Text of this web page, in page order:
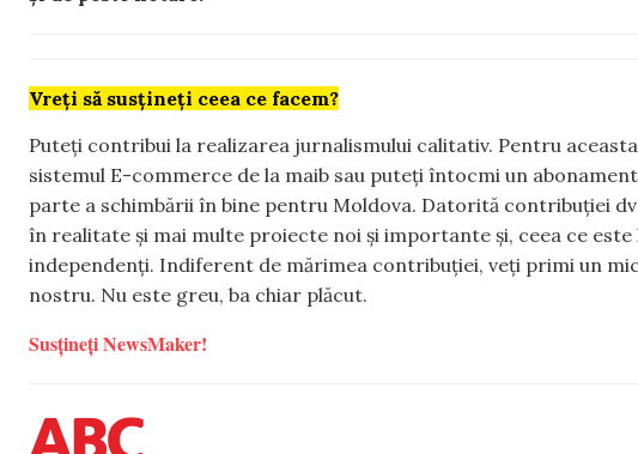
Vreți să susțineți ceea ce facem?
Puteți contribui la realizarea jurnalismului calitativ. Pentru
sistemul E-commerce de la maib sau puteți întocmi un
parte a schimbării în bine pentru Moldova. Datorită contribuției
în realitate și mai multe proiecte noi și importante și, ceea ce
independenți. Indiferent de mărimea contribuției, veți primi un
nostru. Nu este greu, ba chiar plăcut.
Susțineți NewsMaker!